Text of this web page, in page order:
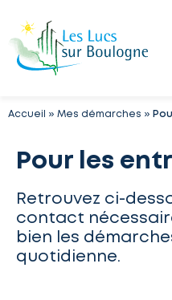
Accueil » Mes démarches »
Pour les
Retrouvez ci-
contact
bien les
quotidienne.